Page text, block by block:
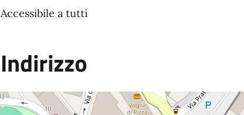
Accessibile a tutti
Indirizzo